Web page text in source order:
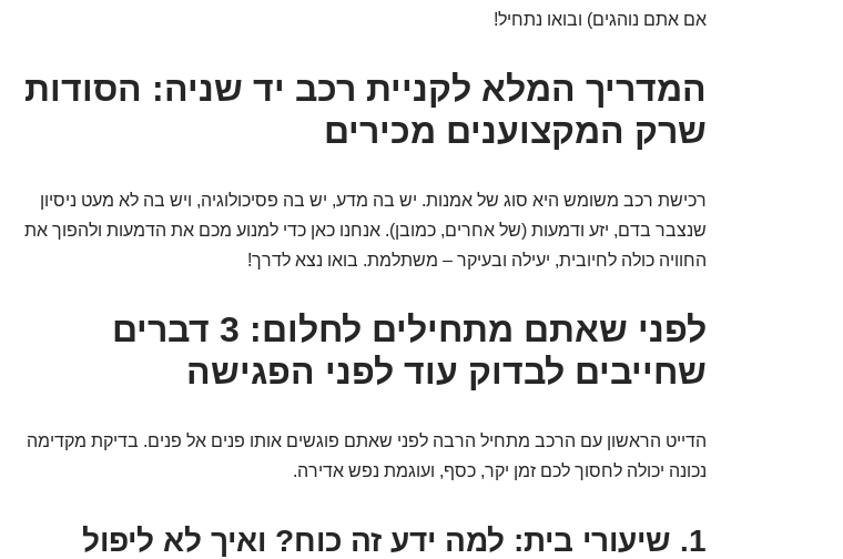
אם אתם נוהגים) ובואו נתחיל!
המדריך המלא לקניית רכב יד שניה: הסודות
שרק המקצוענים מכירים
רכישת רכב משומש היא סוג של אמנות. יש בה מדע, יש בה פסיכולוגיה, ויש בה לא מעט ניסיון
שנצבר בדם, יזע ודמעות (של אחרים, כמובן). אנחנו כאן כדי למנוע מכם את הדמעות ולהפוך את
החוויה כולה לחיובית, יעילה ובעיקר – משתלמת. בואו נצא לדרך!
לפני שאתם מתחילים לחלום: 3 דברים
שחייבים לבדוק עוד לפני הפגישה
הדייט הראשון עם הרכב מתחיל הרבה לפני שאתם פוגשים אותו פנים אל פנים. בדיקת מקדימה
נכונה יכולה לחסוך לכם זמן יקר, כסף, ועוגמת נפש אדירה.
1. שיעורי בית: למה ידע זה כוח? ואיך לא ליפול